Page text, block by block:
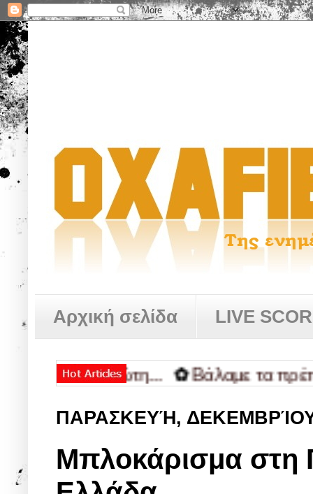
Αρχική σελίδα LIVE
πρώτη... ✿ Βάλαμε τα πρέπει,
ΠΑΡΑΣΚΕΥΉ,
Μπλοκάρισμα στη